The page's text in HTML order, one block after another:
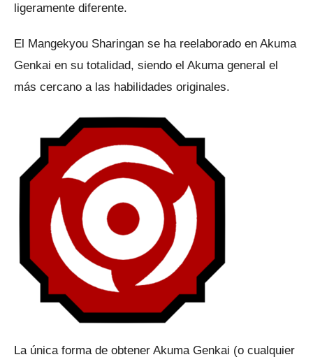
ligeramente diferente.
El Mangekyou Sharingan se ha reelaborado en Akuma
Genkai en su totalidad, siendo el Akuma general el
más cercano a las habilidades originales.
La única forma de obtener Akuma Genkai (o cualquier